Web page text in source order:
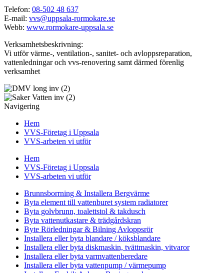
Telefon: 08-502 48 637
E-mail: vvs@uppsala-rormokare.se
Webb: www.rormokare-uppsala.se
Verksamhetsbeskrivning:
Vi utför värme-, ventilation-, sanitet- och avloppsreparation,
vattenledningar och vvs-renovering samt därmed förenlig
verksamhet
Navigering
Hem
VVS-Företag i Uppsala
VVS-arbeten vi utför
Hem
VVS-Företag i Uppsala
VVS-arbeten vi utför
Brunnsborrning & Installera Bergvärme
Byta element till vattenburet system radiatorer
Byta golvbrunn, toalettstol & takdusch
Byta vattenutkastare & trädgårdskran
Byte Rörledningar & Bilning Avloppsrör
Installera eller byta blandare / köksblandare
Installera eller byta diskmaskin, tvättmaskin, vitvaror
Installera eller byta varmvattenberedare
Installera eller byta vattenpump / värmepump